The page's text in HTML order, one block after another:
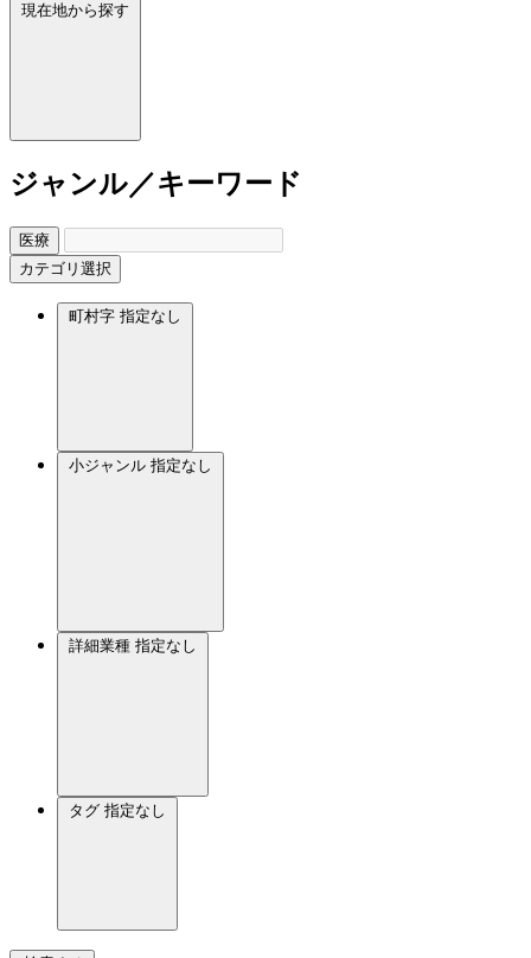
現在地から探す
ジャンル／キーワード
医療
カテゴリ選択
町村字 指定なし
小ジャンル 指定なし
詳細業種 指定なし
タグ 指定なし